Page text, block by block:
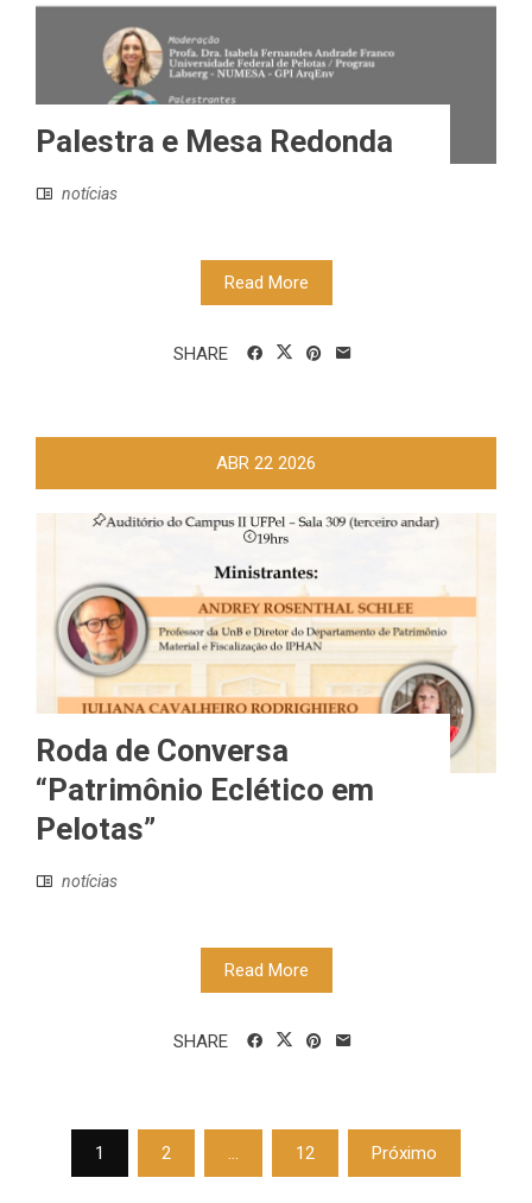
Palestra e Mesa Redonda
notícias
Read More
SHARE
ABR 22 2026
Roda de Conversa
“Patrimônio Eclético em
Pelotas”
notícias
Read More
SHARE
Paginação
1 2 … 12 Próximo